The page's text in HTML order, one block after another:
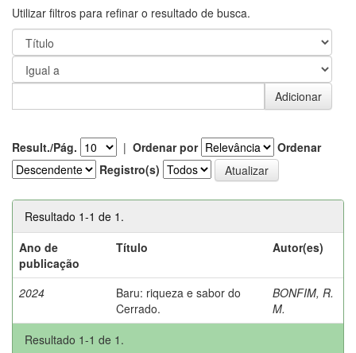
Utilizar filtros para refinar o resultado de busca.
Result./Pág. | Ordenar por
Ordenar
Registro(s)
Resultado 1-1 de 1.
Ano de
publicação
Título Autor(es)
2024
Baru: riqueza e sabor do
Cerrado.
BONFIM, R.
M.
Resultado 1-1 de 1.